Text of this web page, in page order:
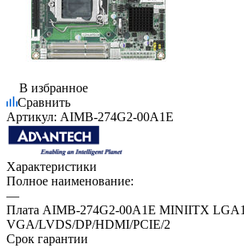
В избранное
Сравнить
Артикул: AIMB-274G2-00A1E
Характеристики
Полное наименование:
—
Плата AIMB-274G2-00A1E MINIITX
VGA/LVDS/DP/HDMI/PCIE/2
Срок гарантии